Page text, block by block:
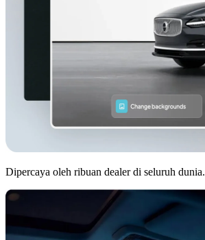
Dipercaya oleh ribuan dealer di seluruh dunia.